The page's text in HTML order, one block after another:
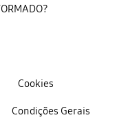
Cookies
Condições Gerais